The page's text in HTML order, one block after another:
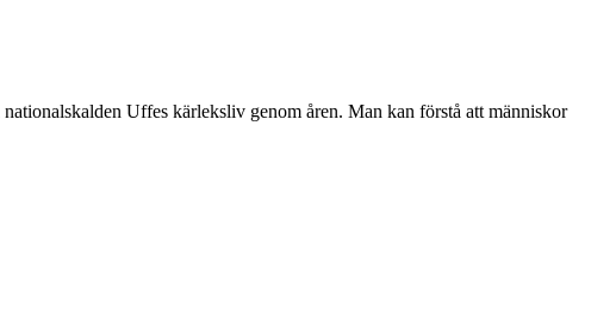
Uffes kärleksliv genom åren. Man kan förstå att människor